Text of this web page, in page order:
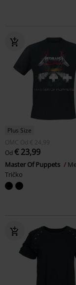
Plus Size
OMC Od € 24,99
Od € 23,99
Master Of Puppets
Tričko